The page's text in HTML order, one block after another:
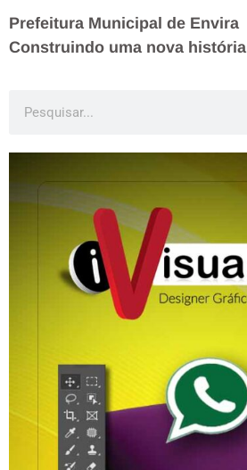
Prefeitura Municipal de Envira
Construindo uma nova história